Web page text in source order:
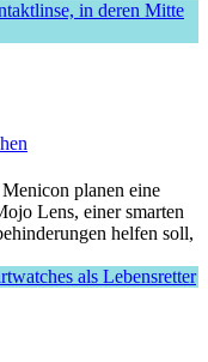
planen eine
Lens, einer smarten
helfen soll,